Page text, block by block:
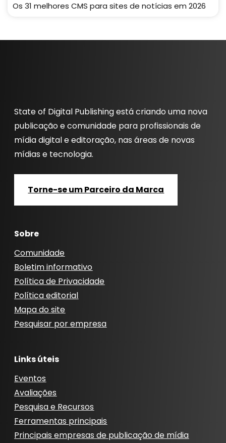
Os 31 melhores CMS para sites de notícias em 2026
State of Digital Publishing está criando uma nova
publicação e comunidade para profissionais de
mídia digital e editoração, nas áreas de novas
mídias e tecnologia.
Torne-se um Parceiro da Marca
Sobre
Comunidade
Boletim informativo
Política de Privacidade
Política editorial
Mapa do site
Pesquisar por empresa
Links úteis
Eventos
Avaliações
Pesquisa e Recursos
Ferramentas principais
Principais empresas de publicação de mídia